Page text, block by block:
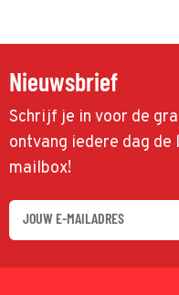
Nieuwsbrief
Schrijf je in voor de
ontvang iedere dag
mailbox!